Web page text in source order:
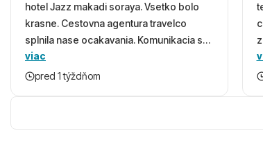
hotel Jazz makadi soraya. Vsetko bolo
krasne. Cestovna agentura travelco
splnila nase ocakavania. Komunikacia s
panom Michalinom uzasna a napomocna.
Vsetko vysvetlil aj vo vecernych hodinach
viac
pred 1 týždňom